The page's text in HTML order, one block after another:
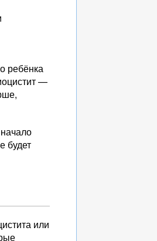
ребёнка
—
будет
или